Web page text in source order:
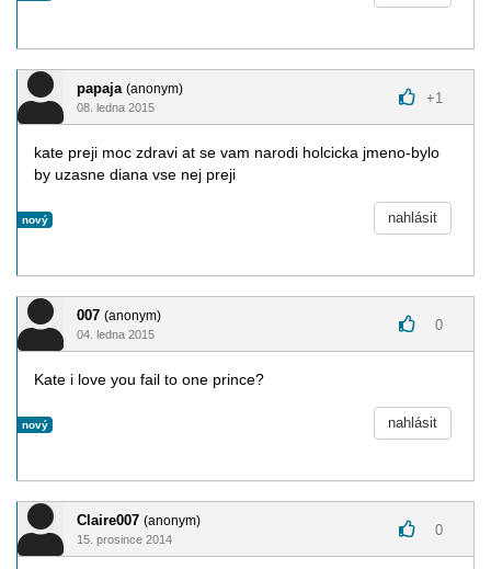
papaja (anonym)
08. ledna 2015
+1
kate preji moc zdravi at se vam narodi holcicka jmeno-bylo
by uzasne diana vse nej preji
nový nahlásit
007 (anonym)
04. ledna 2015
0
Kate i love you fail to one prince?
nový nahlásit
Claire007 (anonym)
15. prosince 2014
0